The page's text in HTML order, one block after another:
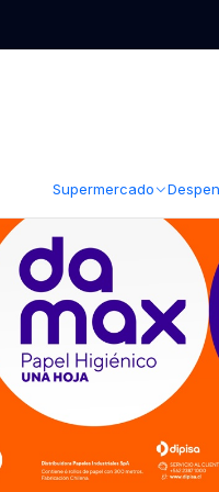
Supermercado
Papel Higiénico